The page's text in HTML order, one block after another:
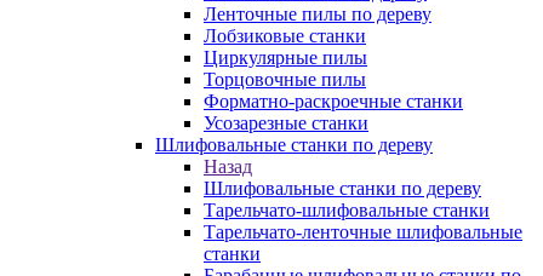
Ленточные пилы по дереву
Лобзиковые станки
Циркулярные пилы
Торцовочные пилы
Форматно-раскроечные станки
Усозарезные станки
Шлифовальные станки по дереву
Назад
Шлифовальные станки по дереву
Тарельчато-шлифовальные станки
Тарельчато-ленточные шлифовальные
станки